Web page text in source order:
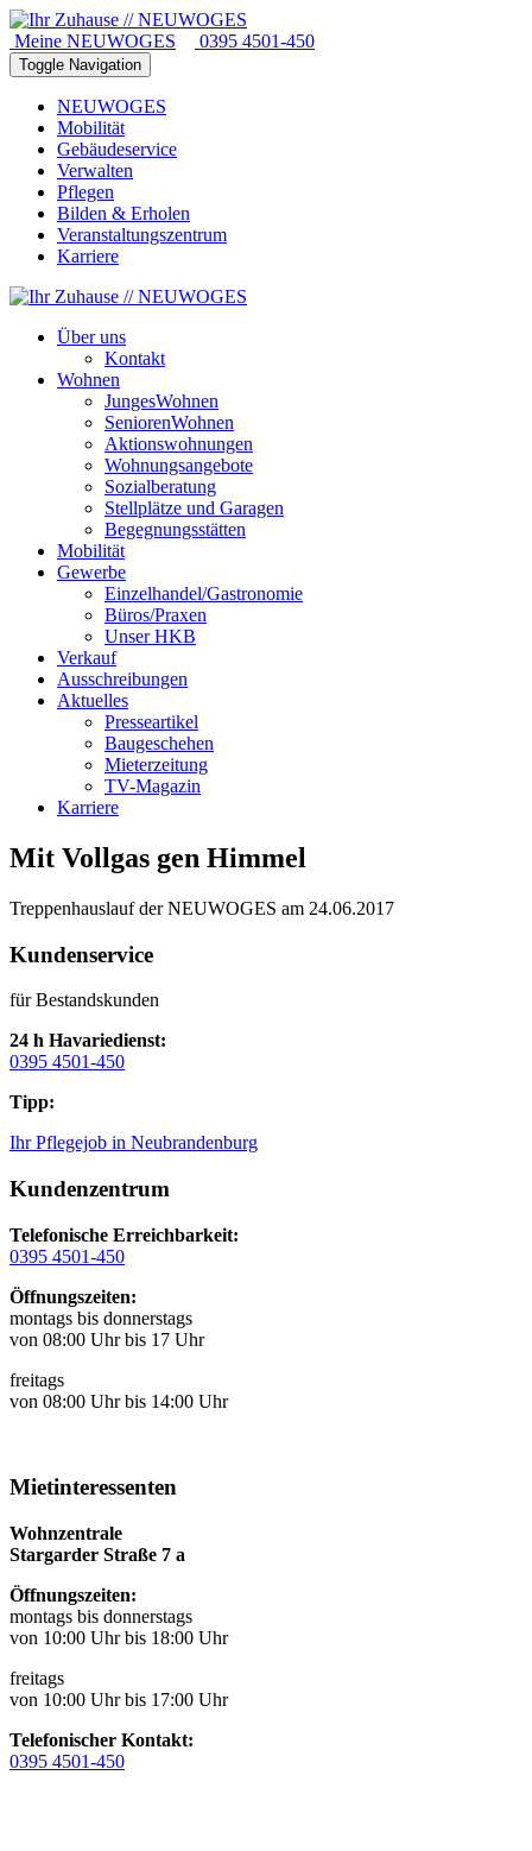
Meine NEUWOGES 0395 4501-450
Toggle Navigation
NEUWOGES
Mobilität
Gebäudeservice
Verwalten
Pflegen
Bilden & Erholen
Veranstaltungszentrum
Karriere
Über uns
Kontakt
Wohnen
JungesWohnen
SeniorenWohnen
Aktionswohnungen
Wohnungsangebote
Sozialberatung
Stellplätze und Garagen
Begegnungsstätten
Mobilität
Gewerbe
Einzelhandel/Gastronomie
Büros/Praxen
Unser HKB
Verkauf
Ausschreibungen
Aktuelles
Presseartikel
Baugeschehen
Mieterzeitung
TV-Magazin
Karriere
Mit Vollgas gen Himmel
Treppenhauslauf der NEUWOGES am 24.06.2017
Kundenservice
für Bestandskunden
24 h Havariedienst:
0395 4501-450
Tipp:
Ihr Pflegejob in Neubrandenburg
Kundenzentrum
Telefonische Erreichbarkeit:
0395 4501-450
Öffnungszeiten:
montags bis donnerstags
von 08:00 Uhr bis 17 Uhr
freitags
von 08:00 Uhr bis 14:00 Uhr
Mietinteressenten
Wohnzentrale
Stargarder Straße 7 a
Öffnungszeiten:
montags bis donnerstags
von 10:00 Uhr bis 18:00 Uhr
freitags
von 10:00 Uhr bis 17:00 Uhr
Telefonischer Kontakt:
0395 4501-450